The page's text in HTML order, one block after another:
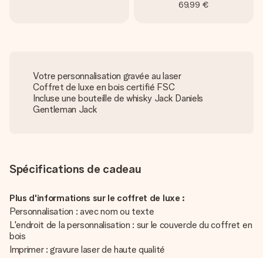
69,99 €
Votre personnalisation gravée au laser
Coffret de luxe en bois certifié FSC
Incluse une bouteille de whisky Jack Daniels
Gentleman Jack
Spécifications de cadeau
Plus d'informations sur le coffret de luxe :
Personnalisation : avec nom ou texte
L'endroit de la personnalisation : sur le couvercle du coffret en
bois
Imprimer : gravure laser de haute qualité